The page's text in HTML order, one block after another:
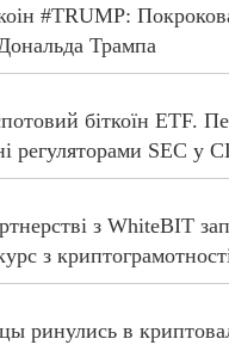
#TRUMP:
Трампа
біткоїн ETF.
регуляторами SEC у
з WhiteBIT
з
ринулись в